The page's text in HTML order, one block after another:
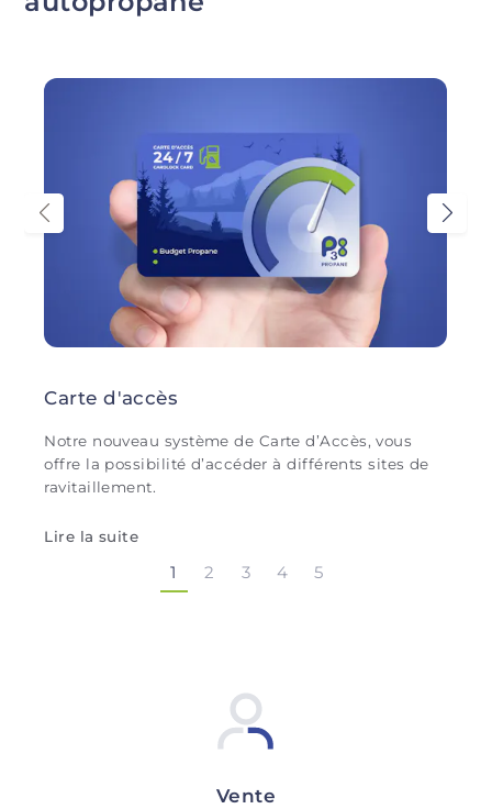
1 2 3 4 5
Carte d'accès
Notre nouveau système de Carte d’Accès, vous
offre la possibilité d’accéder à différents sites de
ravitaillement.
Lire la suite
Vente